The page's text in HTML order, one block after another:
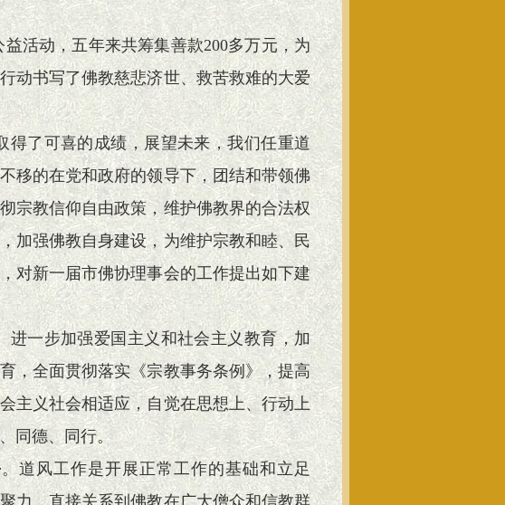
活动，五年来共筹集善款200多万元，为
动书写了佛教慈悲济世、救苦救难的大爱
得了可喜的成绩，展望未来，我们任重道
移的在党和政府的领导下，团结和带领佛
宗教信仰自由政策，维护佛教界的合法权
加强佛教自身建设，为维护宗教和睦、民
对新一届市佛协理事会的工作提出如下建
进一步加强爱国主义和社会主义教育，加
，全面贯彻落实《宗教事务条例》，提高
主义社会相适应，自觉在思想上、行动上
同德、同行。
。道风工作是开展正常工作的基础和立足
力，直接关系到佛教在广大僧众和信教群